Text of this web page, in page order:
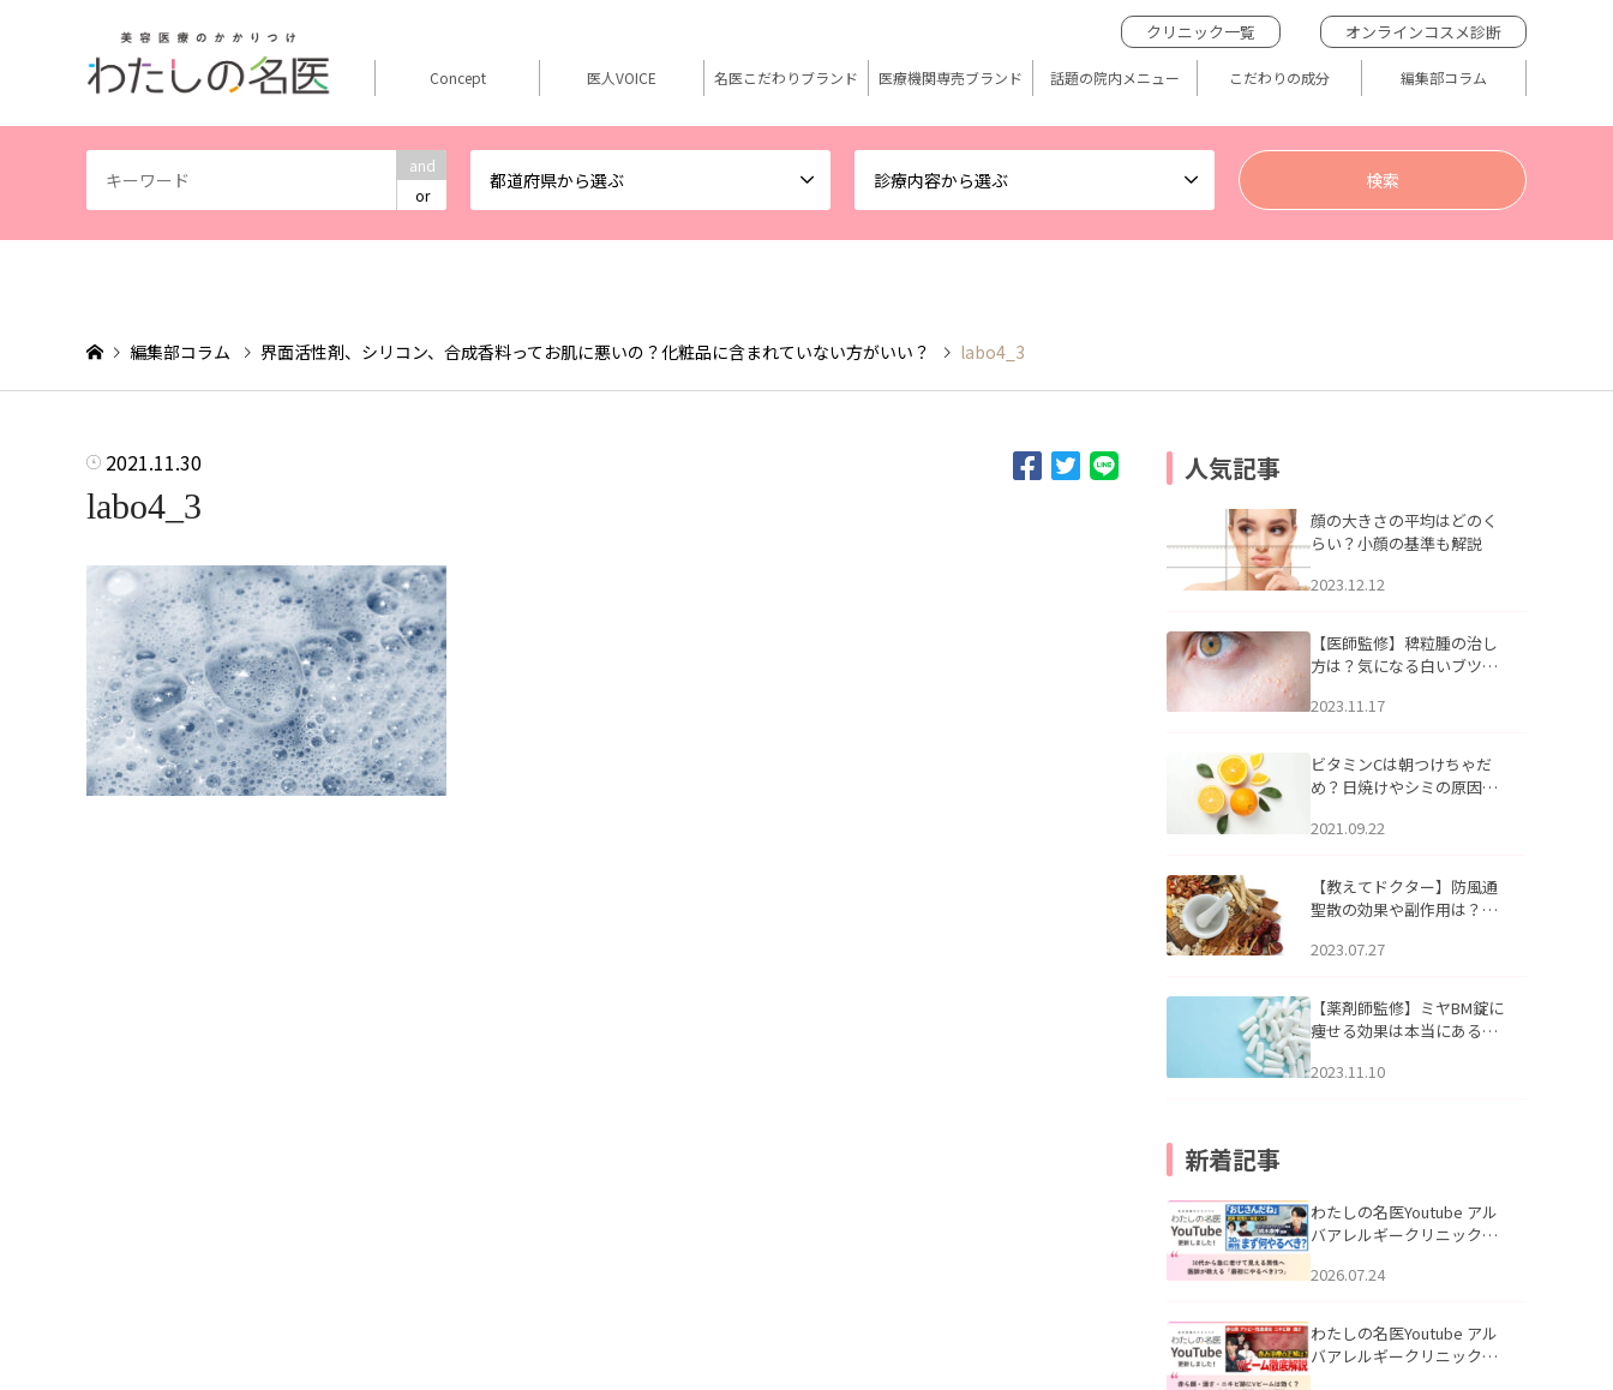
and
or
都道府県から選ぶ 診療内容から選ぶ
クリニック一覧 オンラインコスメ診断
Concept 医人VOICE 名医こだわりブランド 医療機関専売ブランド 話題の院内メニュー こだわりの成分 編集部コラム
編集部コラム 界面活性剤、シリコン、合成香料ってお肌に悪いの？化粧品に含まれていない方がいい？ labo4_3
2021.11.30
labo4_3
人気記事
顔の大きさの平均はどのく
らい？小顔の基準も解説
2023.12.12
【医師監修】稗粒腫の治し
方は？気になる白いブツブ
アについて
2023.11.17
ビタミンCは朝つけちゃだ
め？日焼けやシミの原因に
2021.09.22
【教えてドクター】防風通
聖散の効果や副作用は？長
2023.07.27
【薬剤師監修】ミヤBM錠に
痩せる効果は本当にある
2023.11.10
新着記事
わたしの名医Youtube アル
バアレルギークリニック札
える男性へ｜医師が教える
公開いたしました。
2026.07.24
わたしの名医Youtube アル
バアレルギークリニック札